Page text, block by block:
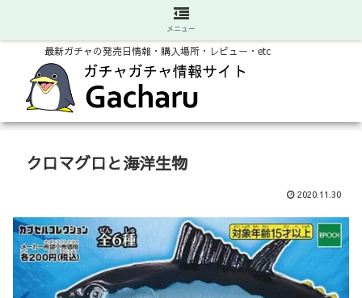
最新ガチャの発売日情報・購入場所・レビュー・etc
クロマグロと海洋生物
2020.11.30
メニュー